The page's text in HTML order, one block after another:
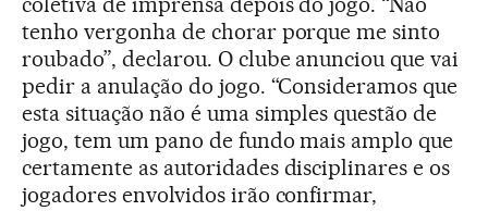
tenho vergonha de chorar porque me sinto
roubado”, declarou. O clube anunciou que vai
pedir a anulação do jogo. “Consideramos que
esta situação não é uma simples questão de
jogo, tem um pano de fundo mais amplo que
certamente as autoridades disciplinares e os
jogadores envolvidos irão confirmar,